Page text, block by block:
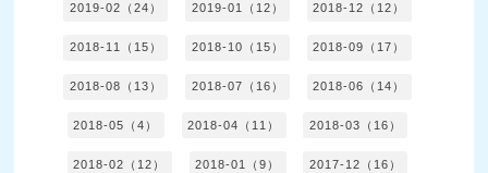
2019-02（24） 2019-01（12） 2018-12（12）
2018-11（15） 2018-10（15） 2018-09（17）
2018-08（13） 2018-07（16） 2018-06（14）
2018-05（4） 2018-04（11） 2018-03（16）
2018-02（12） 2018-01（9） 2017-12（16）